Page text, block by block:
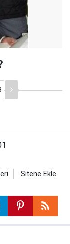
Sitene Ekle